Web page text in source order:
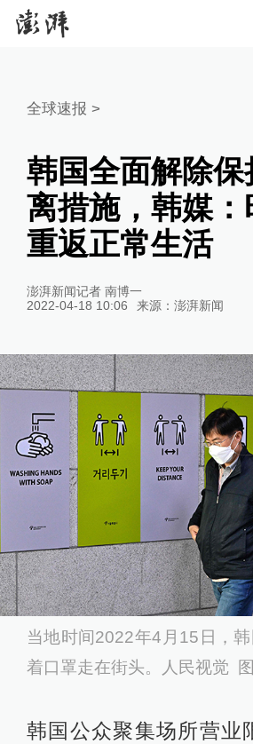
全球速报 >
韩国全面解除
离措施，韩媒
重返正常生活
澎湃新闻记者 南博一
2022-04-18 10:06
来源： 澎湃新闻
当地时间2022年4月15日，
着口罩走在街头。人民视觉 图
韩国公众聚集场所营业